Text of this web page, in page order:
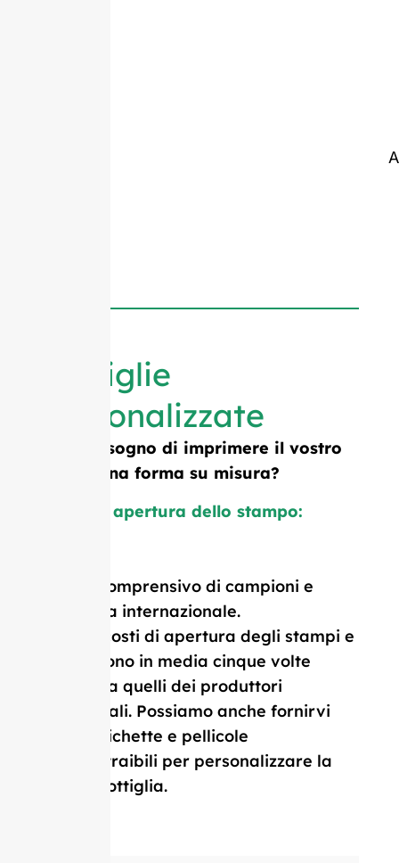
Bottiglie
personalizzate
Avete bisogno di imprimere il vostro
logo o una forma su misura?
Costo di apertura dello stampo:
Prezzo comprensivo di campioni e
consegna internazionale.
I nostri costi di apertura degli stampi e
il MOQ sono in media cinque volte
inferiori a quelli dei produttori
occidentali. Possiamo anche fornirvi
tappi, etichette e pellicole
termoretraibili per personalizzare la
vostra bottiglia.